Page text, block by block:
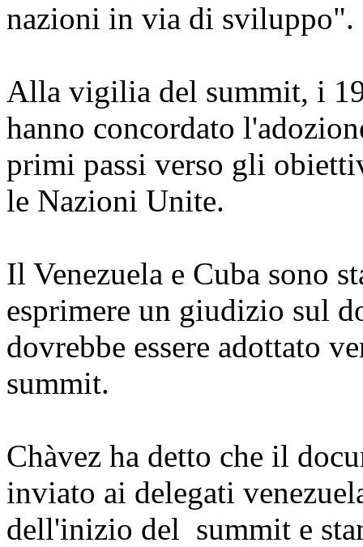
nazioni in via di sviluppo".
Alla vigilia del summit, i
hanno concordato
primi passi verso gli
le Nazioni Unite.
Il Venezuela e Cuba sono
esprimere un giudizio sul
dovrebbe essere adottato
summit.
Chàvez ha detto che il
inviato ai delegati
dell'inizio del summit e